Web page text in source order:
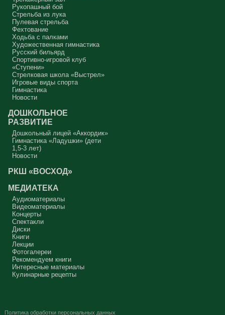
Рукопашный бой
Стрельба из лука
Пулевая стрельба
Фехтование
Ходьба с палками
Художественная гимнастика
Русский бильярд
Спортивно-игровой клуб
«Ступени»
Стрелковая школа «Выстрел»
Игровые виды спорта
Гимнастика
Новости
ДОШКОЛЬНОЕ
РАЗВИТИЕ
Дошкольный лицей «Аккордик»
Гимнастика «Ладушки» (дети
1,5-3 лет)
Новости
РКШ «ВОСХОД»
МЕДИАТЕКА
Аудиоматериалы
Видеоматериалы
Концерты
Спектакли
Диски
Книги
Лекции
Фотогалереи
Рекомендуем книги
Интересные материалы
Кулинарные рецепты
Политика обработки персональных данных